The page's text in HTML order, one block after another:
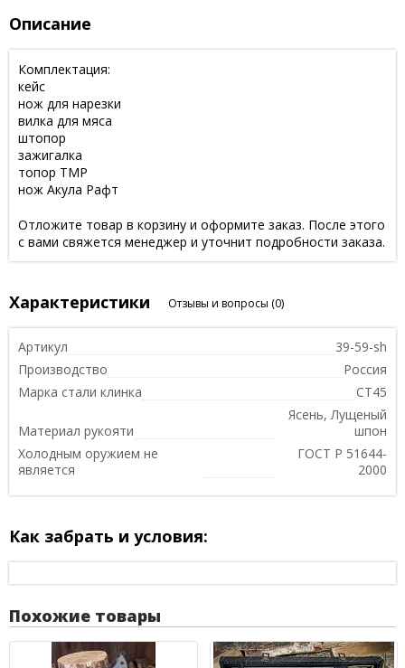
Описание
Комплектация:
кейс
нож для нарезки
вилка для мяса
штопор
зажигалка
топор ТМР
нож Акула Рафт
Отложите товар в корзину и оформите заказ. После этого
с вами свяжется менеджер и уточнит подробности заказа.
Характеристики Отзывы и вопросы (0)
Артикул
39-59-sh
Производство
Россия
Марка стали клинка
СТ45
Материал рукояти
Ясень, Лущеный
шпон
Холодным оружием не
является
ГОСТ Р 51644-
2000
Как забрать и условия:
Похожие товары